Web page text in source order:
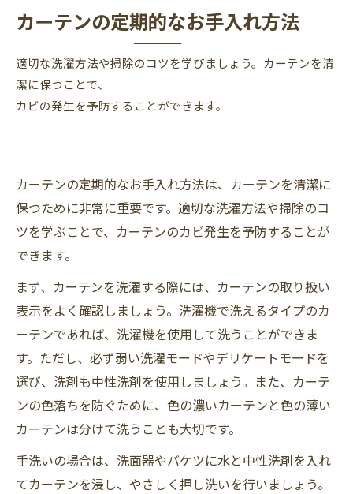
カーテンの定期的なお手入れ方法
適切な洗濯方法や掃除のコツを学びましょう。カーテンを清
潔に保つことで、
カビの発生を予防することができます。
カーテンの定期的なお手入れ方法は、カーテンを清潔に
保つために非常に重要です。適切な洗濯方法や掃除のコ
ツを学ぶことで、カーテンのカビ発生を予防することが
できます。
まず、カーテンを洗濯する際には、カーテンの取り扱い
表示をよく確認しましょう。洗濯機で洗えるタイプのカ
ーテンであれば、洗濯機を使用して洗うことができま
す。ただし、必ず弱い洗濯モードやデリケートモードを
選び、洗剤も中性洗剤を使用しましょう。また、カーテ
ンの色落ちを防ぐために、色の濃いカーテンと色の薄い
カーテンは分けて洗うことも大切です。
手洗いの場合は、洗面器やバケツに水と中性洗剤を入れ
てカーテンを浸し、やさしく押し洗いを行いましょう。